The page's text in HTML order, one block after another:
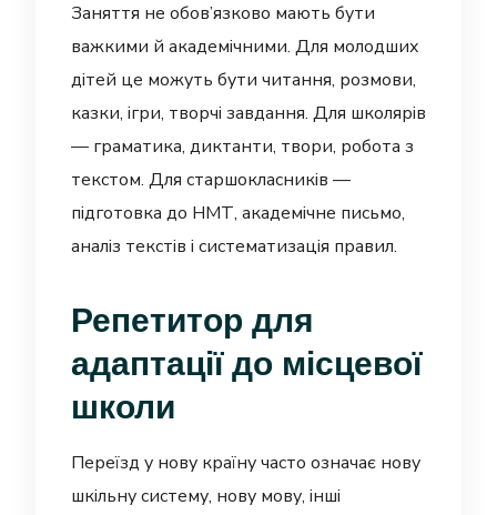
Заняття не обов’язково мають бути
важкими й академічними. Для молодших
дітей це можуть бути читання, розмови,
казки, ігри, творчі завдання. Для школярів
— граматика, диктанти, твори, робота з
текстом. Для старшокласників —
підготовка до НМТ, академічне письмо,
аналіз текстів і систематизація правил.
Репетитор для
адаптації до місцевої
школи
Переїзд у нову країну часто означає нову
шкільну систему, нову мову, інші